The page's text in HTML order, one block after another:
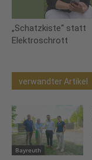
„Schatzkiste“ statt
Elektroschrott
verwandter Artikel
Bayreuth